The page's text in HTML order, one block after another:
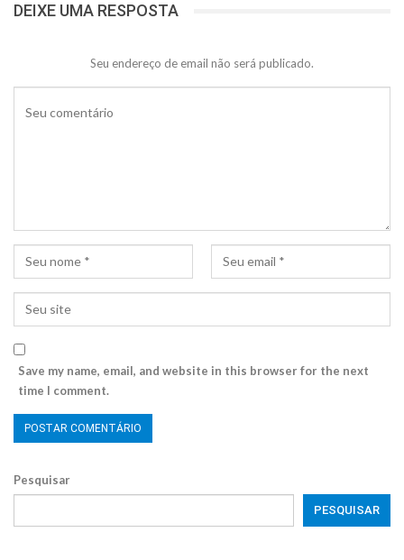
DEIXE UMA RESPOSTA
Seu endereço de email não será publicado.
Save my name, email, and website in this browser for the next
time I comment.
Pesquisar
PESQUISAR